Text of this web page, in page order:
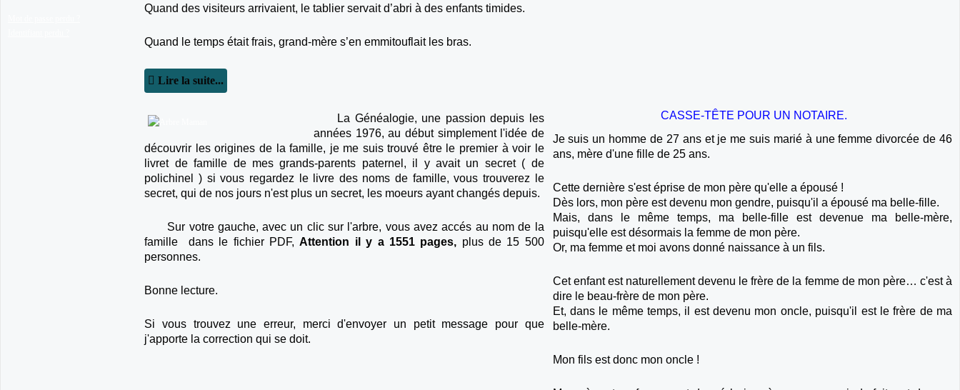
Quand des visiteurs arrivaient, le tablier servait d’abri à des enfants timides.
Quand le temps était frais, grand-mère s’en emmitouflait les bras.
Lire la suite...
La Généalogie, une passion depuis les
années 1976, au début simplement l'idée de
découvrir les origines de la famille, je me suis trouvé être le premier à voir le
livret de famille de mes grands-parents paternel, il y avait un secret ( de
polichinel ) si vous regardez le livre des noms de famille, vous trouverez le
secret, qui de nos jours n'est plus un secret, les moeurs ayant changés depuis.
Sur votre gauche, avec un clic sur l'arbre, vous avez accés au nom de la
famille dans le fichier PDF,Attention il y a 1551 pages, plus de 15 500
personnes.
Bonne lecture.
Si vous trouvez une erreur, merci d'envoyer un petit message pour que
j'apporte la correction qui se doit.
CASSE-TÊTE POUR UN NOTAIRE.
Je suis un homme de 27 ans et je me suis marié à une femme divorcée de 46
ans, mère d'une fille de 25 ans.
Cette dernière s'est éprise de mon père qu'elle a épousé !
Dès lors, mon père est devenu mon gendre, puisqu'il a épousé ma belle-fille.
Mais, dans le même temps, ma belle-fille est devenue ma belle-mère,
puisqu'elle est désormais la femme de mon père.
Or, ma femme et moi avons donné naissance à un fils.
Cet enfant est naturellement devenu le frère de la femme de mon père… c'est à
dire le beau-frère de mon père.
Et, dans le même temps, il est devenu mon oncle, puisqu'il est le frère de ma
belle-mère.
Mon fils est donc mon oncle !